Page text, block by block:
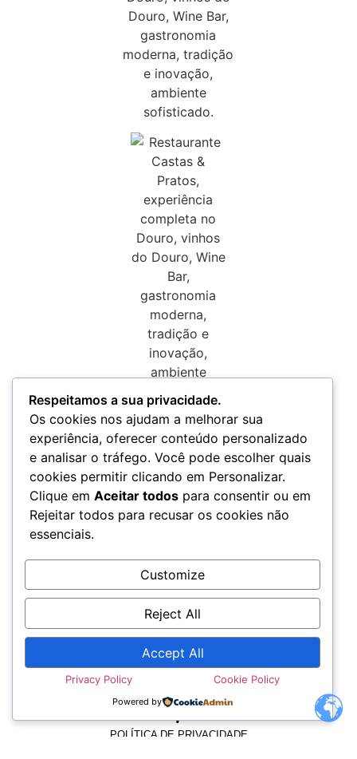
TERMOS E CONDIÇÕES
POLÍTICA DE PRIVACIDADE
Respeitamos a sua privacidade.
Os cookies nos ajudam a melhorar sua
experiência, oferecer conteúdo personalizado
e analisar o tráfego. Você pode escolher quais
cookies permitir clicando em Personalizar.
Clique em Aceitar todos para consentir ou em
Rejeitar todos para recusar os cookies não
essenciais.
Customize
Reject All
Accept All
Privacy Policy Cookie Policy
Powered by